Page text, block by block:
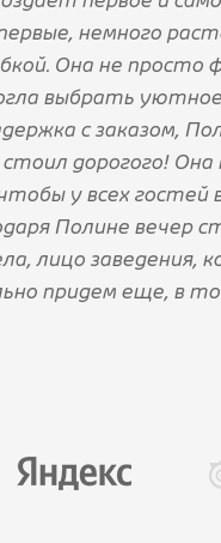
немного
Она не просто
выбрать
с заказом,
дорогого! Она
у всех гостей
Полине вечер
лицо
придем еще, в